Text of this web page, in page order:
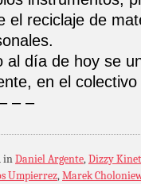
el reciclaje de
al día de hoy se
en el
– –
inDaniel Argente,Dizzy
Umpierrez,Marek